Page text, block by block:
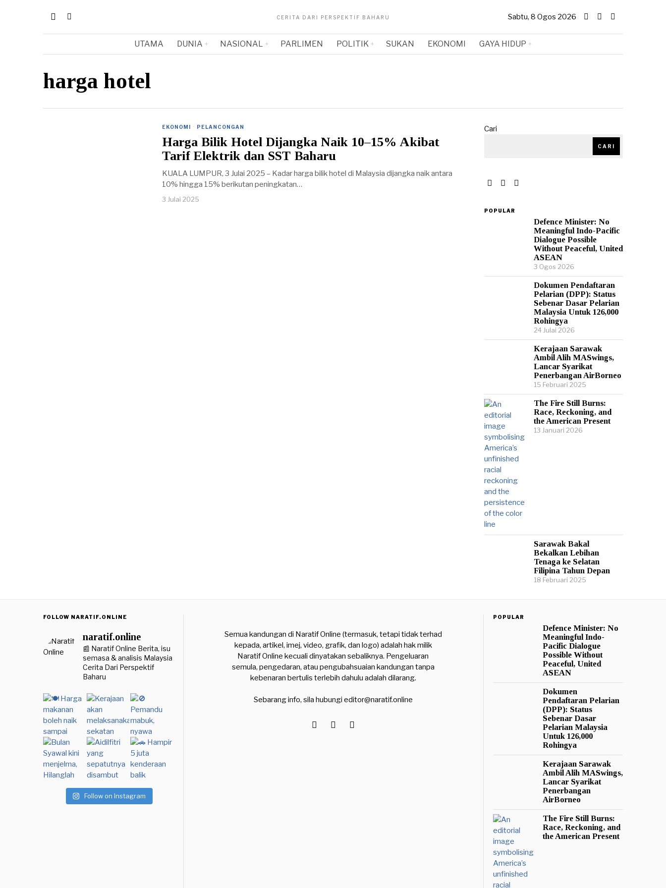
CERITA DARI PERSPEKTIF BAHARU Sabtu, 8 Ogos 2026
UTAMA DUNIA NASIONAL PARLIMEN POLITIK SUKAN EKONOMI GAYA HIDUP
harga hotel
EKONOMI · PELANCONGAN
Harga Bilik Hotel Dijangka Naik 10–15% Akibat
Tarif Elektrik dan SST Baharu
KUALA LUMPUR, 3 Julai 2025 – Kadar harga bilik hotel di Malaysia dijangka naik antara
10% hingga 15% berikutan peningkatan…
3 Julai 2025
Cari
CARI
POPULAR
Defence Minister: No
Meaningful Indo-Pacific
Dialogue Possible
Without Peaceful, United
ASEAN
3 Ogos 2026
Dokumen Pendaftaran
Pelarian (DPP): Status
Sebenar Dasar Pelarian
Malaysia Untuk 126,000
Rohingya
24 Julai 2026
Kerajaan Sarawak
Ambil Alih MASwings,
Lancar Syarikat
Penerbangan AirBorneo
15 Februari 2025
The Fire Still Burns:
Race, Reckoning, and
the American Present
13 Januari 2026
Sarawak Bakal
Bekalkan Lebihan
Tenaga ke Selatan
Filipina Tahun Depan
18 Februari 2025
FOLLOW NARATIF.ONLINE
naratif.online
📰 Naratif Online Berita, isu
semasa & analisis Malaysia
Cerita Dari Perspektif
Baharu
Follow on Instagram
Semua kandungan di Naratif Online (termasuk, tetapi tidak terhad
kepada, artikel, imej, video, grafik, dan logo) adalah hak milik
Naratif Online kecuali dinyatakan sebaliknya. Pengeluaran
semula, pengedaran, atau pengubahsuaian kandungan tanpa
kebenaran bertulis terlebih dahulu adalah dilarang.
Sebarang info, sila hubungi editor@naratif.online
POPULAR
Defence Minister: No
Meaningful Indo-
Pacific Dialogue
Possible Without
Peaceful, United
ASEAN
Dokumen
Pendaftaran Pelarian
(DPP): Status
Sebenar Dasar
Pelarian Malaysia
Untuk 126,000
Rohingya
Kerajaan Sarawak
Ambil Alih MASwings,
Lancar Syarikat
Penerbangan
AirBorneo
The Fire Still Burns:
Race, Reckoning, and
the American Present